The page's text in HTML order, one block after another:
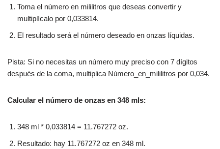
Toma el número en mililitros que deseas convertir y
multiplícalo por 0,033814.
El resultado será el número deseado en onzas líquidas.
Pista: Si no necesitas un número muy preciso con 7 dígitos
después de la coma, multiplica Número_en_mililitros por 0,034.
Calcular el número de onzas en 348 mls:
348 ml * 0,033814 = 11.767272 oz.
Resultado: hay 11.767272 oz en 348 ml.